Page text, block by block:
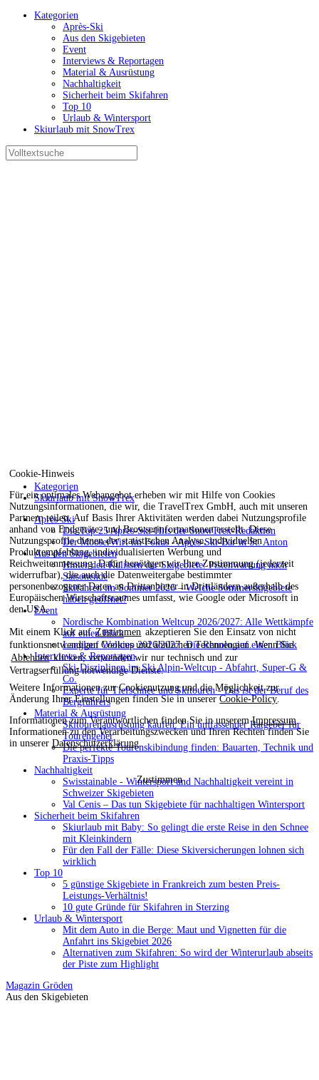
Cookie-Hinweis
Für ein optimales Webangebot erheben wir mit Hilfe von Cookies
Nutzungsinformationen, die wir, die TravelTrex GmbH, auch mit unseren
Partnern teilen. Auf Basis Ihrer Aktivitäten werden dabei Nutzungsprofile
anhand von Endgeräte- und Browserinformationen erstellt. Diese
Nutzungsprofile dienen der statistischen Analyse, individuellen
Produktempfehlung, individualisierten Werbung und
Reichweitenmessung. Dafür benötigen wir Ihre Zustimmung (jederzeit
widerrufbar), die auch die Datenweitergabe bestimmter
personenbezogener Daten an Drittanbieter in Drittländern außerhalb des
Europäischen Wirtschaftsraumes umfasst, wie Google oder Microsoft in
den USA.
Mit einem Klick aufZustimmen akzeptieren Sie den Einsatz von nicht
funktionsnotwendigen Cookies und ähnlichen Technologien. Wenn Sie
Ablehnenklicken, verwenden wir nur technisch und zur
Vertragserfüllung notwendige Dienste.
Weitere Informationen zur Cookienutzung und die Möglichkeit zur
Änderung Ihrer Einstellungen finden Sie in unsererCookie-Policy.
Informationen zum Verantwortlichen finden Sie in unseremImpressum.
Informationen zu den Verarbeitungszwecken und Ihren Rechten finden Sie
in unsererDatenschutzerklärung.
Zustimmen
Kategorien
Après-Ski
Aus den Skigebieten
Event
Interviews & Reportagen
Material & Ausrüstung
Nachhaltigkeit
Sicherheit beim Skifahren
Top 10
Urlaub & Wintersport
Skiurlaub mit SnowTrex
Kategorien
Skiurlaub mit SnowTrex
Après-Ski
Die Top 25 Après-Ski-Hits der SnowTrex-Redaktion
Der MooserWirt im Fokus - Après-Ski-Bar in St. Anton
Aus den Skigebieten
Hinter den Kulissen der Skigebiete: Pistenwartung nach
Saisonende
Skifahren im Sommer 2026 – Welche Sommerskigebiete
haben geöffnet?
Event
Nordische Kombination Weltcup 2026/2027: Alle Wettkämpfe
auf einen Blick
Langlauf Weltcup 2026/2027: Die Rennen auf einen Blick
Interviews & Reportagen
Ski-Disziplinen im Ski Alpin-Weltcup - Abfahrt, Super-G &
Co.
Experte für Tiefschnee und Skitouren - Das ist der Beruf des
Bergführers
Material & Ausrüstung
Skitourenausrüstung kaufen: Ein umfassender Ratgeber für
Tourengeher
Die perfekte Tourenskibindung finden: Bauarten, Technik und
Praxis-Tipps
Nachhaltigkeit
Swisstainable - Wintersport und Nachhaltigkeit vereint in
Schweizer Skigebieten
Val Cenis – Das tun Skigebiete für nachhaltigen Wintersport
Sicherheit beim Skifahren
Skiurlaub mit Baby: So gelingt die erste Reise in den Schnee
mit Kleinkindern
Für den Fall der Fälle: Diese Skiversicherungen lohnen sich
wirklich
Top 10
5 günstige Skigebiete in Frankreich zum besten Preis-
Leistungs-Verhältnis!
10 gute Gründe für Skifahren in Sterzing
Urlaub & Wintersport
Mit dem Auto in die Berge: Maut und Vignetten für die
Anfahrt ins Skigebiet 2026
Alternativen zum Skifahren: So wird der Winterurlaub abseits
der Piste zum Highlight
Magazin Gröden
Aus den Skigebieten